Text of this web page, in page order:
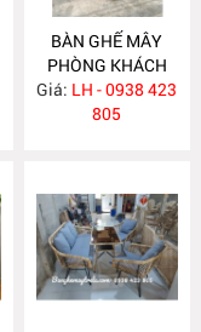
BÀN GHẾ MÂY
PHÒNG KHÁCH
KIỂU HIỆN ĐẠI
MA493
Giá: LH - 0938 423
805